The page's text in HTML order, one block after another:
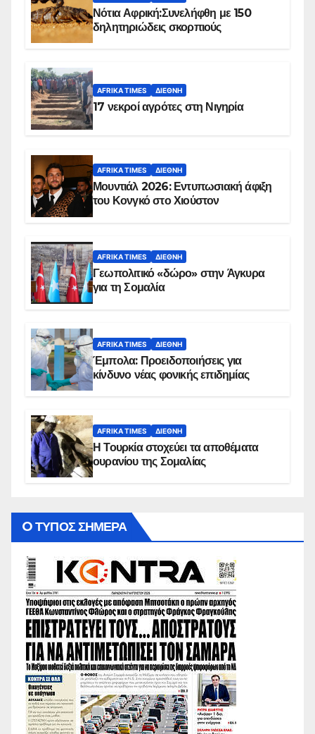
Νότια Αφρική:Συνελήφθη με 150
δηλητηριώδεις σκορπιούς
AFRIKA TIMES ΔΙΕΘΝΉ
17 νεκροί αγρότες στη Νιγηρία
AFRIKA TIMES ΔΙΕΘΝΉ
Μουντιάλ 2026: Εντυπωσιακή άφιξη
του Κονγκό στο Χιούστον
AFRIKA TIMES ΔΙΕΘΝΉ
Γεωπολιτικό «δώρο» στην Άγκυρα
για τη Σομαλία
AFRIKA TIMES ΔΙΕΘΝΉ
Έμπολα: Προειδοποιήσεις για
κίνδυνο νέας φονικής επιδημίας
AFRIKA TIMES ΔΙΕΘΝΉ
Η Τουρκία στοχεύει τα αποθέματα
ουρανίου της Σομαλίας
O ΤΥΠΟΣ ΣΗΜΕΡΑ